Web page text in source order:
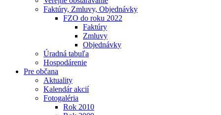
Faktúry, Zmluvy, Objednávky
FZO do roku 2022
Faktúry
Zmluvy
Objednávky
Úradná tabuľa
Hospodárenie
Pre občana
Aktuality
Kalendár akcií
Fotogaléria
Rok 2010